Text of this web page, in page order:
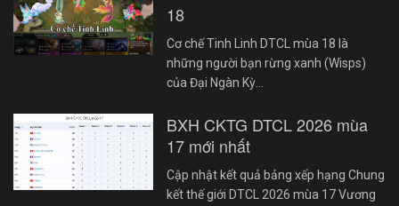
18
Cơ chế Tinh Linh DTCL mùa 18 là
những người bạn rừng xanh (Wisps)
của Đại Ngàn Kỳ…
BXH CKTG DTCL 2026 mùa
17 mới nhất
Cập nhật kết quả bảng xếp hạng Chung
kết thế giới DTCL 2026 mùa 17 Vương